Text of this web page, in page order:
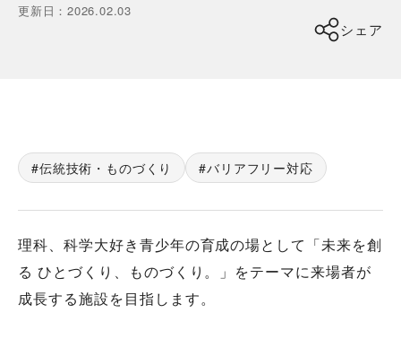
更新日 ：2026.02.03
シェア
伝統技術・ものづくり バリアフリー対応
理科、科学大好き青少年の育成の場として「未来を創
る ひとづくり、ものづくり。」をテーマに来場者が
成長する施設を目指します。